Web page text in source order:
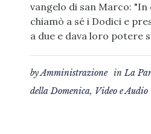
vangelo di san Marco: "In
chiamò a sé i Dodici e
a due e dava loro potere
byAmministrazione inLa
della Domenica, Video e Audio